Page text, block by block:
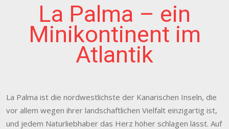
La Palma – ein
Minikontinent im
Atlantik
La Palma ist die nordwestlichste der Kanarischen Inseln, die
vor allem wegen ihrer landschaftlichen Vielfalt einzigartig ist,
und jedem Naturliebhaber das Herz höher schlagen lässt. Auf